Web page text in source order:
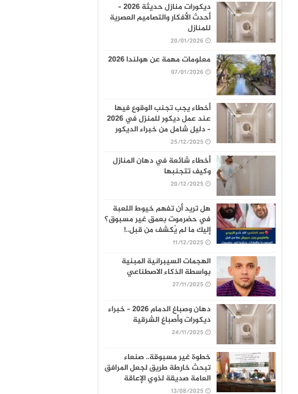
ديكورات منازل حديثة 2026 –
أحدث الأفكار والتصاميم العصرية
للمنازل
20/01/2026
معلومات مهمة عن هولندا 2026
07/01/2026
أخطاء يجب تجنب الوقوع فيها
عند عمل ديكور للمنزل في 2026
– دليل شامل من خبراء الديكور
25/12/2025
أخطاء شائعة في دهان المنازل
وكيف تتجنبها
20/12/2025
هل تريد أن تفهم خيوط اللعبة
في حضرموت بعمق غير مسبوق؟
إليك ما لم يُكشف من قبل..!
11/12/2025
الهجمات السيبرانية المبنية
بواسطة الذكاء الاصطناعي
27/11/2025
دهان وصباغ الدمام 2026 – خبراء
ديكورات وأصباغ الشرقية
24/11/2025
خطوة غير مسبوقة.. صنعاء
تبحث خارطة طريق لجعل المرافق
العامة صديقة لذوي الإعاقة
13/08/2025